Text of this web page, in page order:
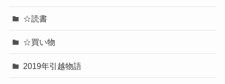
☆読書
☆買い物
2019年引越物語